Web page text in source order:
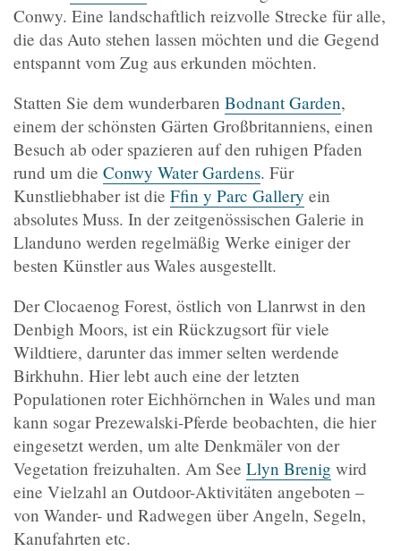
Conwy. Eine landschaftlich reizvolle Strecke für alle,
die das Auto stehen lassen möchten und die Gegend
entspannt vom Zug aus erkunden möchten.
Statten Sie dem wunderbaren Bodnant Garden,
einem der schönsten Gärten Großbritanniens, einen
Besuch ab oder spazieren auf den ruhigen Pfaden
rund um die Conwy Water Gardens. Für
Kunstliebhaber ist die Ffin y Parc Gallery ein
absolutes Muss. In der zeitgenössischen Galerie in
Llanduno werden regelmäßig Werke einiger der
besten Künstler aus Wales ausgestellt.
Der Clocaenog Forest, östlich von Llanrwst in den
Denbigh Moors, ist ein Rückzugsort für viele
Wildtiere, darunter das immer selten werdende
Birkhuhn. Hier lebt auch eine der letzten
Populationen roter Eichhörnchen in Wales und man
kann sogar Prezewalski-Pferde beobachten, die hier
eingesetzt werden, um alte Denkmäler von der
Vegetation freizuhalten. Am See Llyn Brenig wird
eine Vielzahl an Outdoor-Aktivitäten angeboten –
von Wander- und Radwegen über Angeln, Segeln,
Kanufahrten etc.